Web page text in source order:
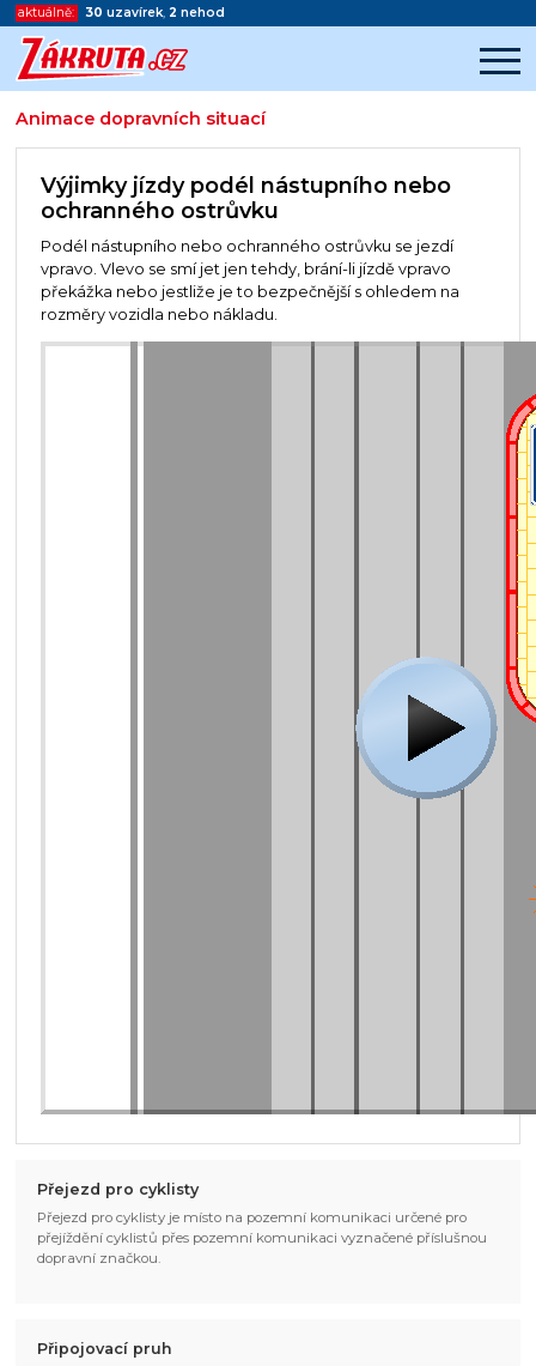
aktuálně: 30 uzavírek, 2 nehod
Animace dopravních situací
Začátek reklamy
Výjimky jízdy podél nástupního nebo
ochranného ostrůvku
Podél nástupního nebo ochranného ostrůvku se jezdí
vpravo. Vlevo se smí jet jen tehdy, brání-li jízdě vpravo
překážka nebo jestliže je to bezpečnější s ohledem na
rozměry vozidla nebo nákladu.
Přejezd pro cyklisty
Přejezd pro cyklisty je místo na pozemní komunikaci určené pro
přejíždění cyklistů přes pozemní komunikaci vyznačené příslušnou
dopravní značkou.
Připojovací pruh